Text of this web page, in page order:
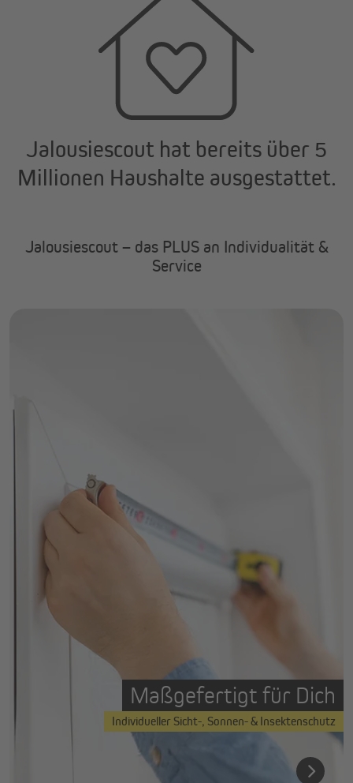
Jalousiescout hat bereits über 5
Millionen Haushalte ausgestattet.
Jalousiescout – das PLUS an Individualität &
Service
Maßgefertigt für Dich
Individueller Sicht-, Sonnen- & Insektenschutz